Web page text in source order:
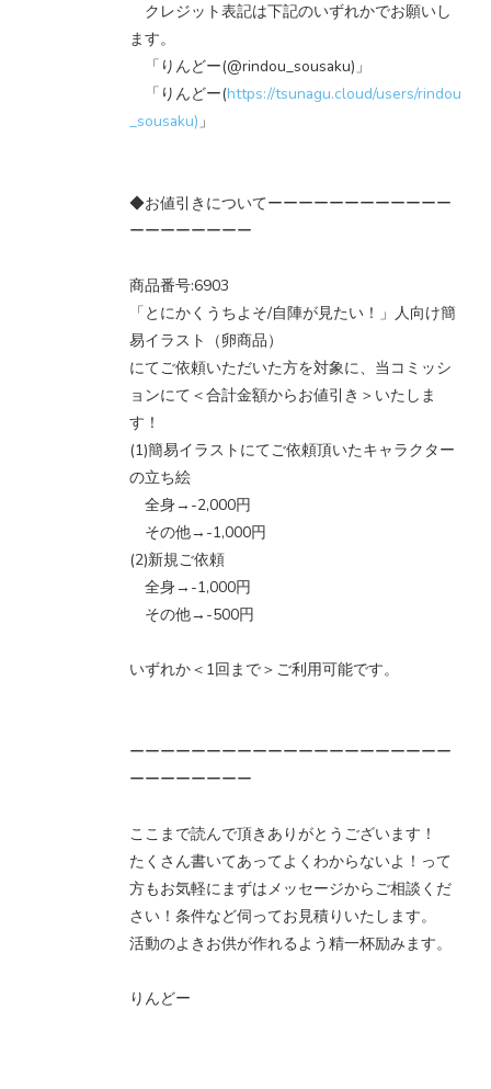
クレジット表記は下記のいずれかでお願いし
ます。
「りんどー(@rindou_sousaku)」
「りんどー(https://tsunagu.cloud/users/rindou
_sousaku)」
◆お値引きについてーーーーーーーーーーーー
ーーーーーーーー
商品番号:6903
「とにかくうちよそ/自陣が見たい！」人向け簡
易イラスト（卵商品）
にてご依頼いただいた方を対象に、当コミッシ
ョンにて＜合計金額からお値引き＞いたしま
す！
(1)簡易イラストにてご依頼頂いたキャラクター
の立ち絵
全身→-2,000円
その他→-1,000円
(2)新規ご依頼
全身→-1,000円
その他→-500円
いずれか＜1回まで＞ご利用可能です。
ーーーーーーーーーーーーーーーーーーーーー
ーーーーーーーー
ここまで読んで頂きありがとうございます！
たくさん書いてあってよくわからないよ！って
方もお気軽にまずはメッセージからご相談くだ
さい！条件など伺ってお見積りいたします。
活動のよきお供が作れるよう精一杯励みます。
りんどー